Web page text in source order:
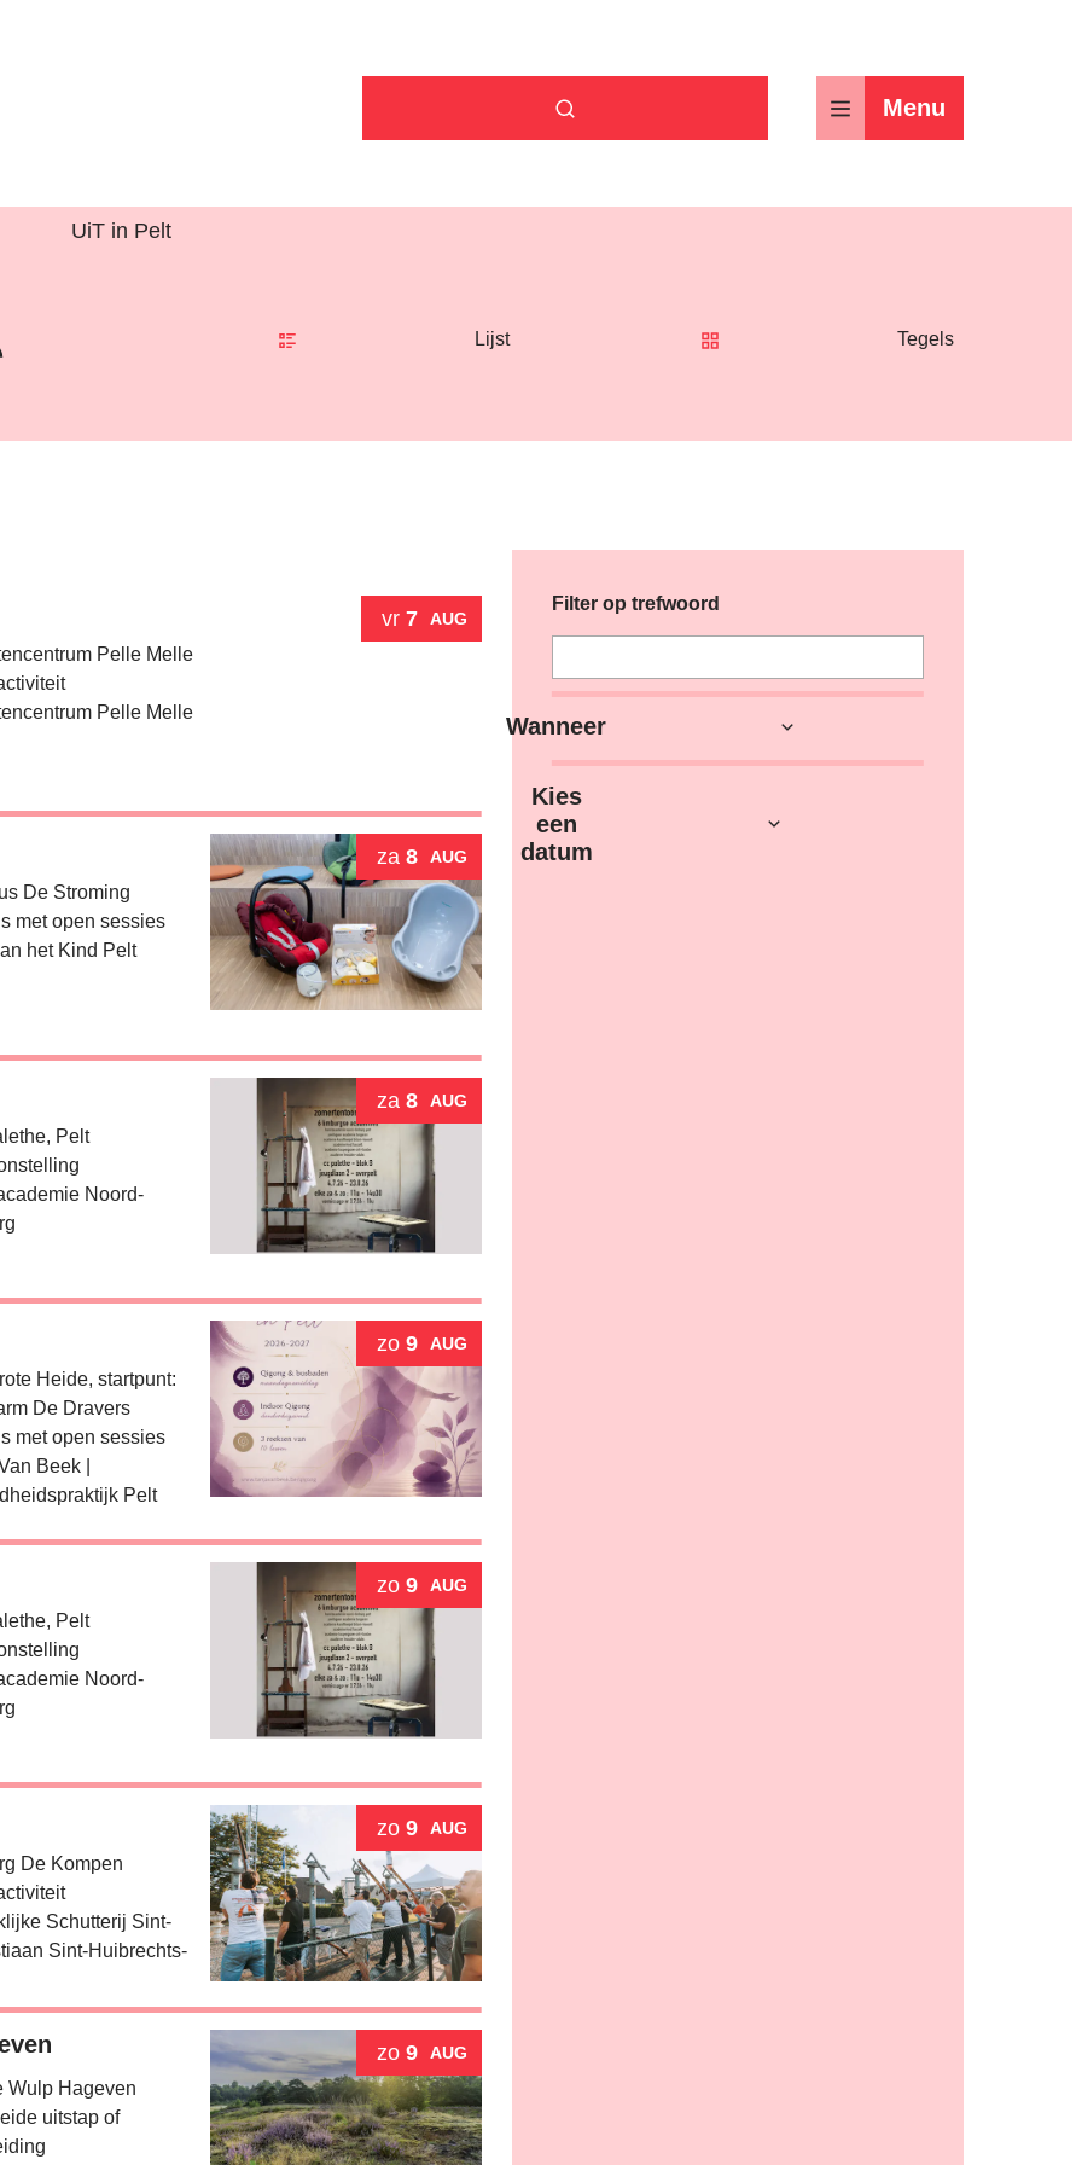
Zoek tonen / verbergen Menu
UiT in Pelt
activiteiten
Lijst
Tegels
Verfijn of wijzig resultaten
Filter op trefwoord
Wanneer
Kies
een
datum
vr 7 AUG
Pelle Melle
Pelle Melle
za 8 AUG
De Stroming
met open sessies
het Kind Pelt
za 8 AUG
Pelt
Noord-
zo 9 AUG
Heide, startpunt:
De Dravers
met open sessies
Beek |
Pelt
zo 9 AUG
Pelt
Noord-
zo 9 AUG
De Kompen
Schutterij Sint-
Sint-Huibrechts-
zo 9 AUG
Wulp Hageven
uitstap of